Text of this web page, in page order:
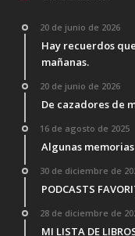
20 de junio de 2026
Hay recuerdos
mañanas.
20 de junio de 2026
De cazadores de
16 de agosto de 2025
Algunas
30 de diciembre de
PODCASTS
28 de diciembre de
MI LISTA DE